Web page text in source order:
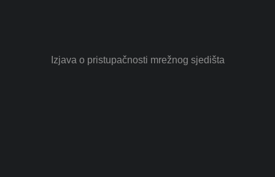
Izjava o pristupačnosti mrežnog sjedišta